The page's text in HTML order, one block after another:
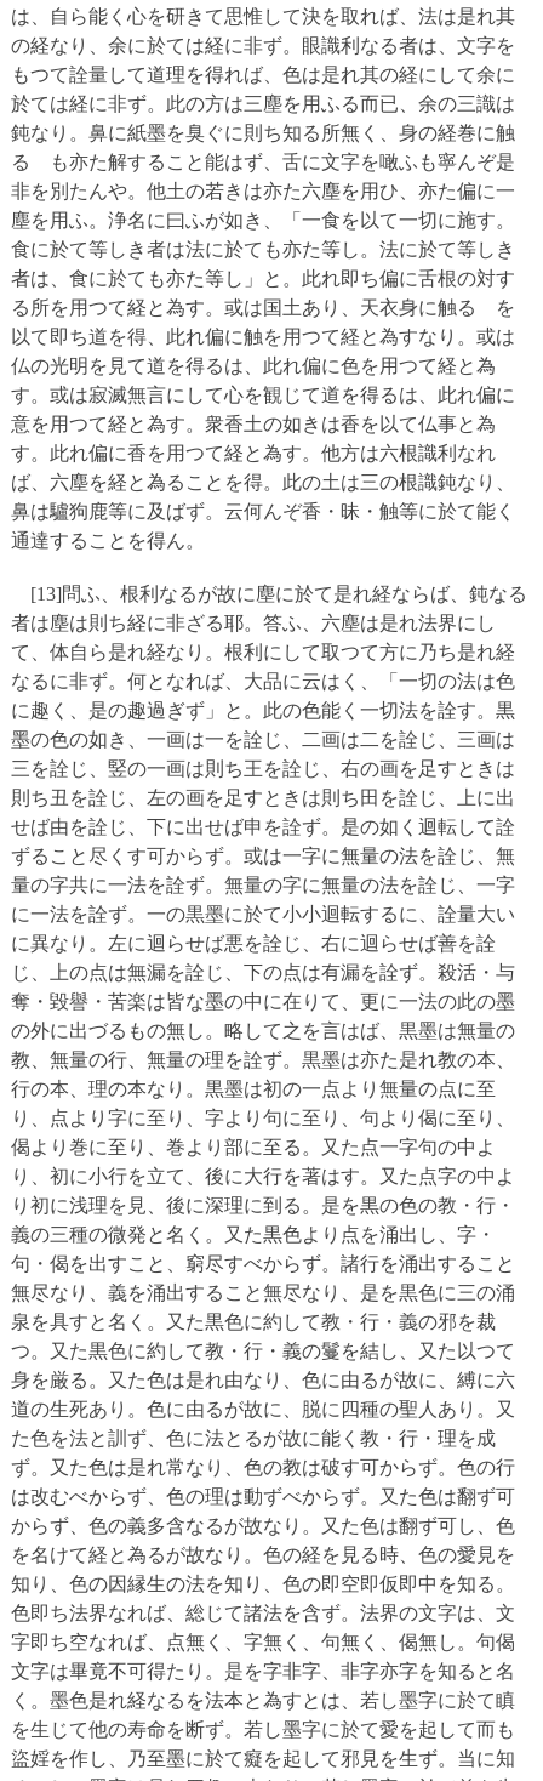
は、自ら能く心を研きて思惟して決を取れば、法は是れ其
の経なり、余に於ては経に非ず。眼識利なる者は、文字を
もつて詮量して道理を得れば、色は是れ其の経にして余に
於ては経に非ず。此の方は三塵を用ふる而已、余の三識は
鈍なり。鼻に紙墨を臭ぐに則ち知る所無く、身の経巻に触
るゝも亦た解すること能はず、舌に文字を噉ふも寧んぞ是
非を別たんや。他土の若きは亦た六塵を用ひ、亦た偏に一
塵を用ふ。浄名に曰ふが如き、「一食を以て一切に施す。
食に於て等しき者は法に於ても亦た等し。法に於て等しき
者は、食に於ても亦た等し」と。此れ即ち偏に舌根の対す
る所を用つて経と為す。或は国土あり、天衣身に触るゝを
以て即ち道を得、此れ偏に触を用つて経と為すなり。或は
仏の光明を見て道を得るは、此れ偏に色を用つて経と為
す。或は寂滅無言にして心を観じて道を得るは、此れ偏に
意を用つて経と為す。衆香土の如きは香を以て仏事と為
す。此れ偏に香を用つて経と為す。他方は六根識利なれ
ば、六塵を経と為ることを得。此の土は三の根識鈍なり、
鼻は驢狗鹿等に及ばず。云何んぞ香・昧・触等に於て能く
通達することを得ん。
[13]問ふ、根利なるが故に塵に於て是れ経ならば、鈍なる
者は塵は則ち経に非ざる耶。答ふ、六塵は是れ法界にし
て、体自ら是れ経なり。根利にして取つて方に乃ち是れ経
なるに非ず。何となれば、大品に云はく、「一切の法は色
に趣く、是の趣過ぎず」と。此の色能く一切法を詮す。黒
墨の色の如き、一画は一を詮じ、二画は二を詮じ、三画は
三を詮じ、竪の一画は則ち王を詮じ、右の画を足すときは
則ち丑を詮じ、左の画を足すときは則ち田を詮じ、上に出
せば由を詮じ、下に出せば申を詮ず。是の如く迴転して詮
ずること尽くす可からず。或は一字に無量の法を詮じ、無
量の字共に一法を詮ず。無量の字に無量の法を詮じ、一字
に一法を詮ず。一の黒墨に於て小小迴転するに、詮量大い
に異なり。左に迴らせば悪を詮じ、右に迴らせば善を詮
じ、上の点は無漏を詮じ、下の点は有漏を詮ず。殺活・与
奪・毀譽・苦楽は皆な墨の中に在りて、更に一法の此の墨
の外に出づるもの無し。略して之を言はば、黒墨は無量の
教、無量の行、無量の理を詮ず。黒墨は亦た是れ教の本、
行の本、理の本なり。黒墨は初の一点より無量の点に至
り、点より字に至り、字より句に至り、句より偈に至り、
偈より巻に至り、巻より部に至る。又た点一字句の中よ
り、初に小行を立て、後に大行を著はす。又た点字の中よ
り初に浅理を見、後に深理に到る。是を黒の色の教・行・
義の三種の微発と名く。又た黒色より点を涌出し、字・
句・偈を出すこと、窮尽すべからず。諸行を涌出すること
無尽なり、義を涌出すること無尽なり、是を黒色に三の涌
泉を具すと名く。又た黒色に約して教・行・義の邪を裁
つ。又た黒色に約して教・行・義の鬘を結し、又た以つて
身を厳る。又た色は是れ由なり、色に由るが故に、縛に六
道の生死あり。色に由るが故に、脱に四種の聖人あり。又
た色を法と訓ず、色に法とるが故に能く教・行・理を成
ず。又た色は是れ常なり、色の教は破す可からず。色の行
は改むべからず、色の理は動ずべからず。又た色は翻ず可
からず、色の義多含なるが故なり。又た色は翻ず可し、色
を名けて経と為るが故なり。色の経を見る時、色の愛見を
知り、色の因縁生の法を知り、色の即空即仮即中を知る。
色即ち法界なれば、総じて諸法を含ず。法界の文字は、文
字即ち空なれば、点無く、字無く、句無く、偈無し。句偈
文字は畢竟不可得たり。是を字非字、非字亦字を知ると名
く。墨色是れ経なるを法本と為すとは、若し墨字に於て瞋
を生じて他の寿命を断ず。若し墨字に於て愛を起して而も
盜婬を作し、乃至墨に於て癡を起して邪見を生ず。当に知